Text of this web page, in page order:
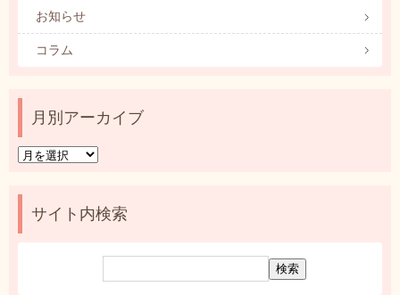
お知らせ
コラム
月別アーカイブ
月
ア
サイト内検索